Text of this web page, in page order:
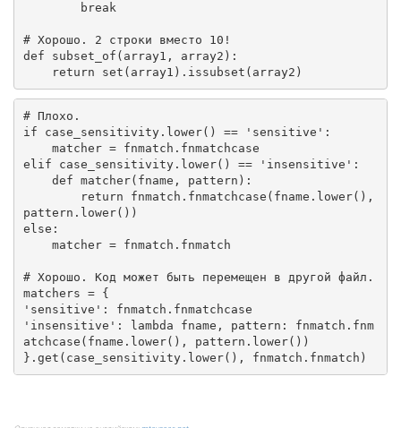
break
# Хорошо. 2 строки вместо 10!
def
subset_of (array1, array2) :
return set(array1).issubset(array2)
# Плохо.
if case_sensitivity.lower() == 'sensitive' :
elif case_sensitivity.lower() == 'insensitive' :
def matcher(fname, pattern) :
return fnmatch.fnmatchcase(fname.lower(),
else :
# Хорошо. Код может быть перемещен в другой файл.
'sensitive'
'insensitive' : lambda fname, pattern: fnmatch.fnm
atchcase(fname.lower(), pattern.lower())
}.get(case_sensitivity.lower(), fnmatch.fnmatch)